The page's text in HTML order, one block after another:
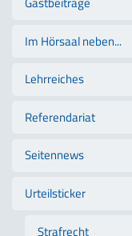
Im Hörsaal neben...
Lehrreiches
Referendariat
Seitennews
Urteilsticker
Strafrecht